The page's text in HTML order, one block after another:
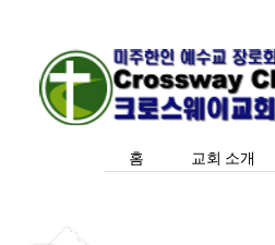
홈 교회 소개